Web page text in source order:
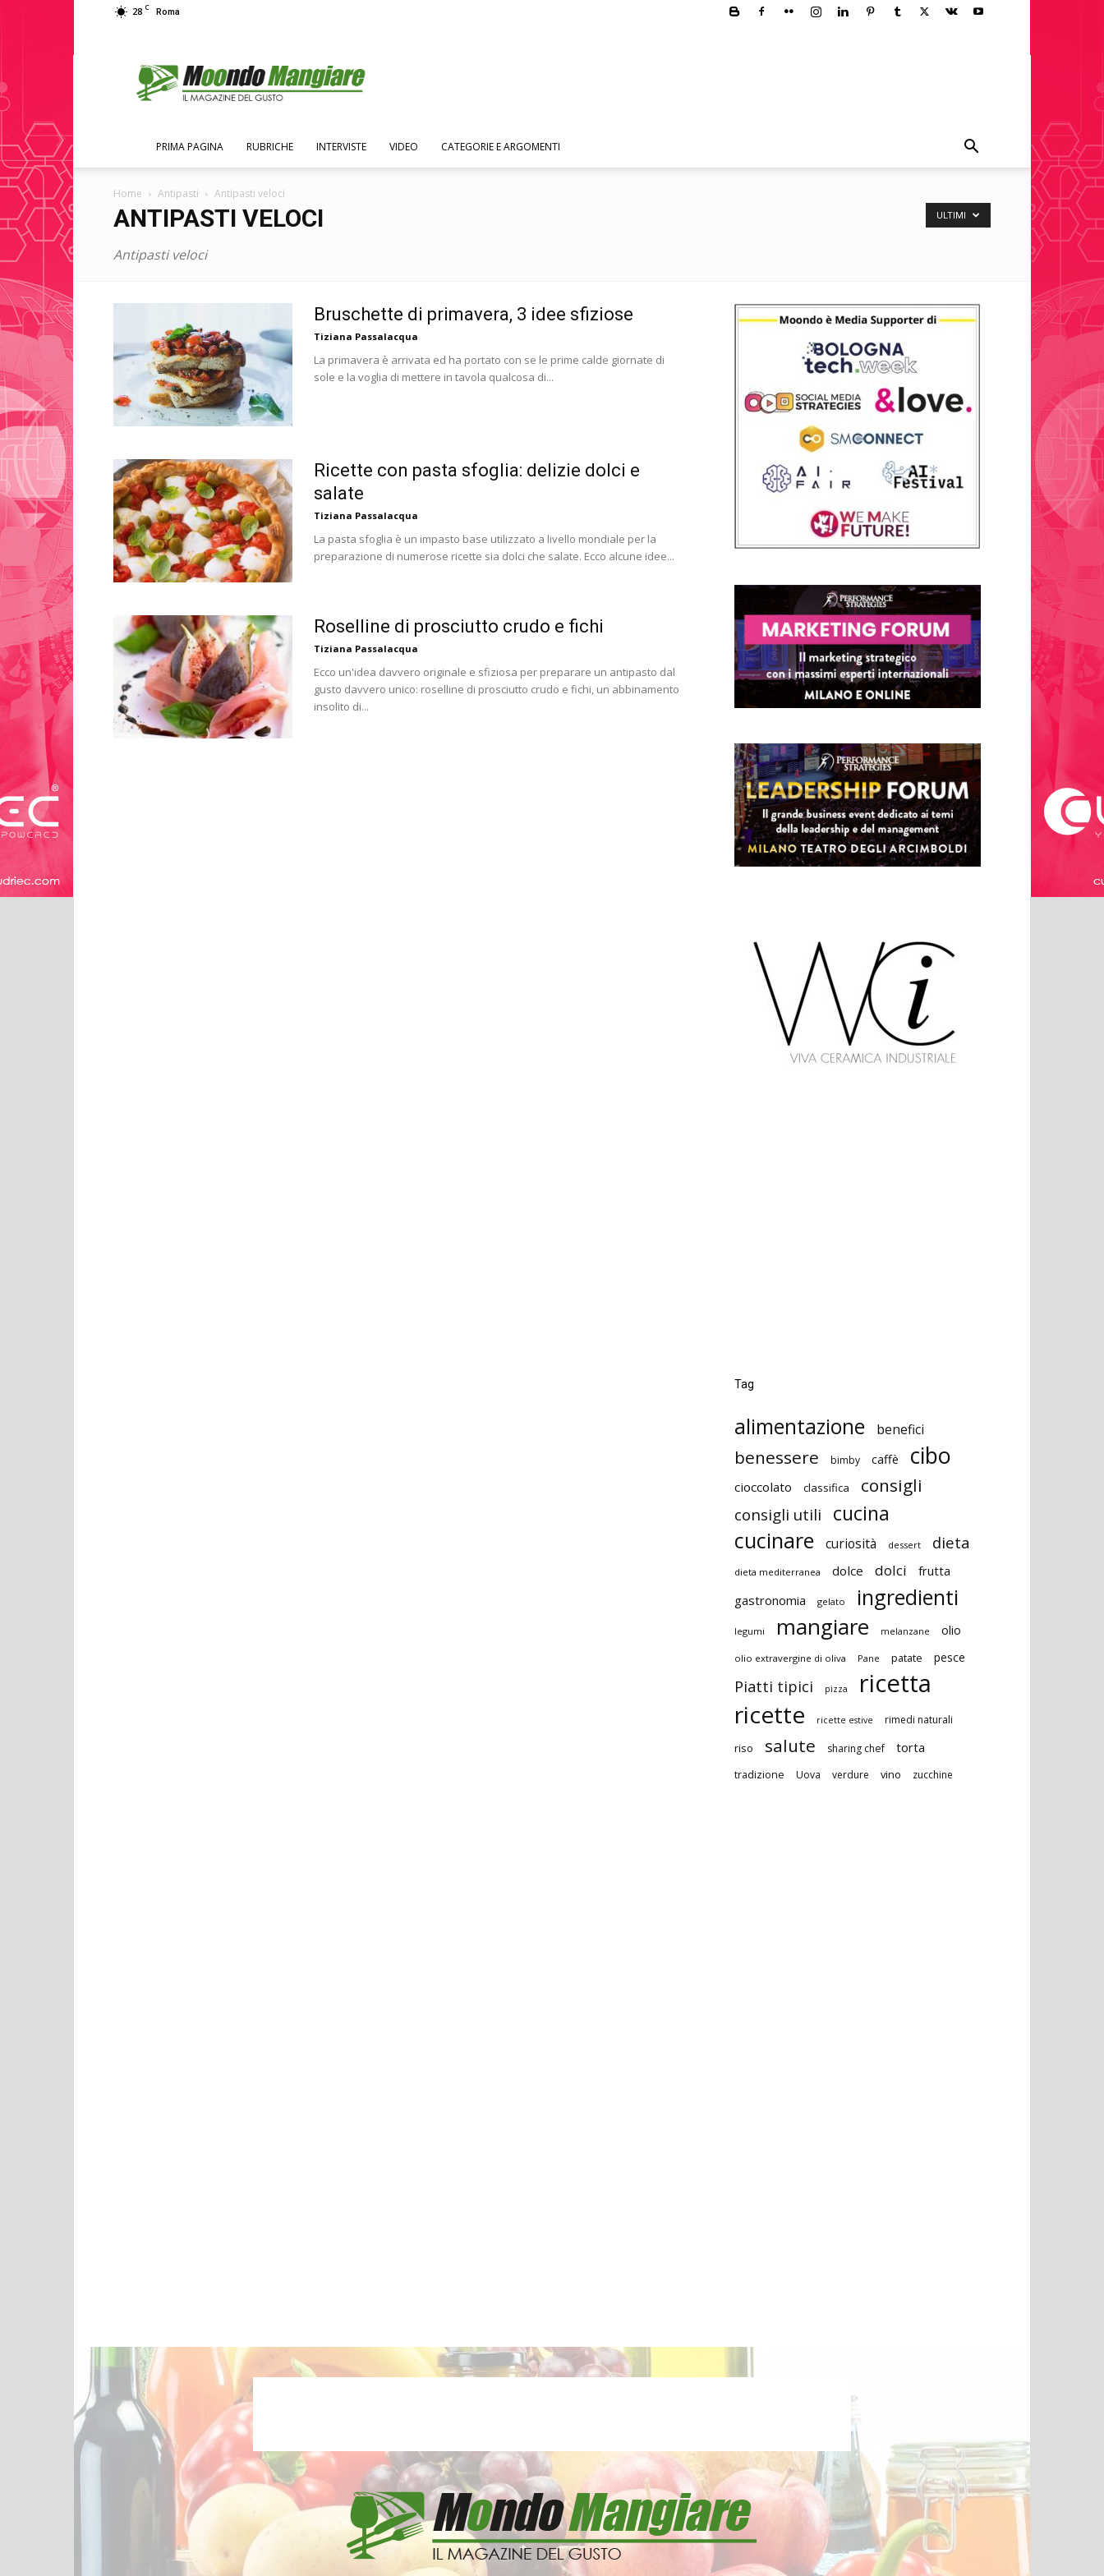
28 C Roma
Mangiare
PRIMA PAGINA RUBRICHE INTERVISTE VIDEO CATEGORIE E ARGOMENTI
Home Antipasti Antipasti veloci
ANTIPASTI VELOCI
Antipasti veloci
ULTIMI
Bruschette di primavera, 3 idee sfiziose
Tiziana Passalacqua
La primavera è arrivata ed ha portato con se le prime calde giornate di
sole e la voglia di mettere in tavola qualcosa di...
Ricette con pasta sfoglia: delizie dolci e
salate
Tiziana Passalacqua
La pasta sfoglia è un impasto base utilizzato a livello mondiale per la
preparazione di numerose ricette sia dolci che salate. Ecco alcune idee...
Roselline di prosciutto crudo e fichi
Tiziana Passalacqua
Ecco un'idea davvero originale e sfiziosa per preparare un antipasto dal
gusto davvero unico: roselline di prosciutto crudo e fichi, un abbinamento
insolito di...
Tag
alimentazione benefici
benessere bimby caffè cibo
cioccolato classifica consigli
consigli utili cucina
cucinare curiosità dessert dieta
dieta mediterranea dolce dolci
frutta
gastronomia
gelato ingredienti
legumi mangiare melanzane olio
olio extravergine di oliva Pane patate pesce
Piatti tipici pizza ricetta
ricette ricette estive rimedi naturali
riso salute sharing chef torta
tradizione Uova verdure vino zucchine